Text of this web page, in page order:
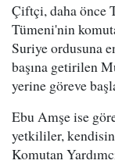
Çiftçi, daha önce
Tümeni'nin
Suriye ordusuna
başına getirilen
yerine göreve
Ebu Amşe ise
yetkililer,
Komutan